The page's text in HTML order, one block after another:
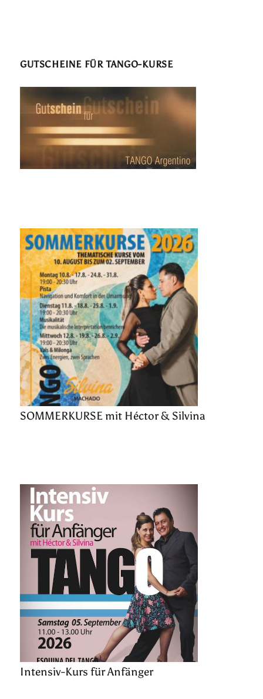
GUTSCHEINE FÜR TANGO-KURSE
SOMMERKURSE mit Héctor & Silvina
Intensiv-Kurs für Anfänger